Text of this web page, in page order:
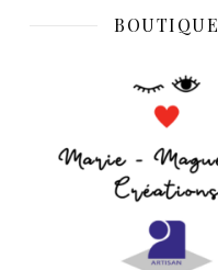
BOUTIQUE